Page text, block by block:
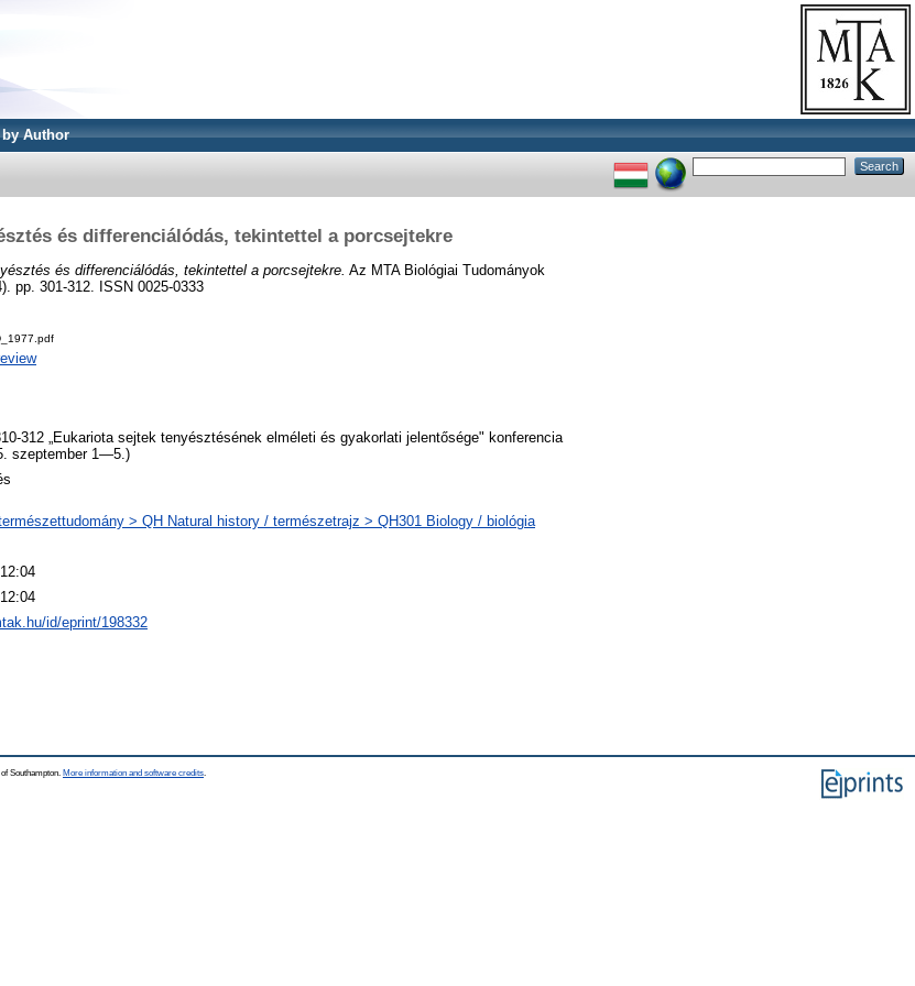
Author
és differenciálódás, tekintettel a porcsejtekre
és differenciálódás, tekintettel a porcsejtekre. Az MTA Biológiai Tudományok
pp. 301-312. ISSN 0025-0333
312 „Eukariota sejtek tenyésztésének elméleti és gyakorlati jelentősége" konferencia
szeptember 1—5.)
> QH Natural history / természetrajz > QH301 Biology / biológia
id/eprint/198332
Southampton. More information and software credits